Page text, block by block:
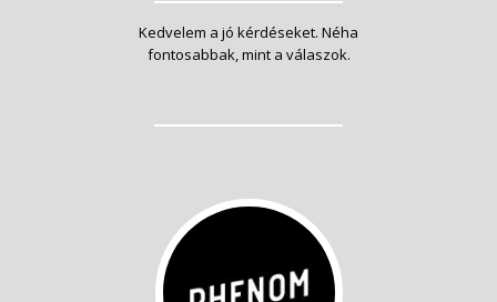
Kedvelem a jó kérdéseket. Néha
fontosabbak, mint a válaszok.